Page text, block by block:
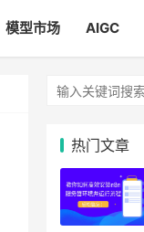
模型市场 AIGC
热门文章